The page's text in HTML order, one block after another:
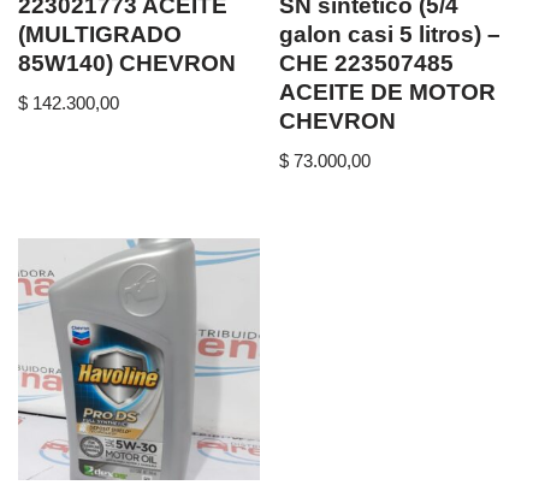
(MULTIGRADO
85W140) CHEVRON
$ 142.300,00
galon casi 5 litros) –
CHE 223507485
ACEITE DE MOTOR
CHEVRON
$ 73.000,00